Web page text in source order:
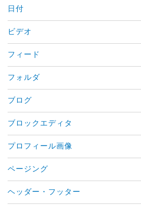
日付
ビデオ
フィード
フォルダ
ブログ
ブロックエディタ
プロフィール画像
ページング
ヘッダー・フッター